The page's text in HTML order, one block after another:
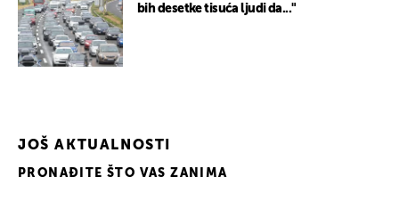
bih desetke tisuća ljudi da..."
JOŠ AKTUALNOSTI
PRONAĐITE ŠTO VAS ZANIMA